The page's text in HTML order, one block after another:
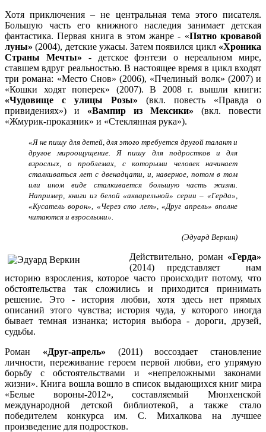
Хотя приключения – не центральная тема этого писателя.
Большую часть его книжного наследия занимает детская
фантастика. Первая книга в этом жанре - «Пятно кровавой
луны» (2004), детские ужасы. Затем появился цикл «Хроника
Страны Мечты» - детское фэнтези о нереальном мире,
ставшем вдруг реальностью. В настоящее время в цикл входят
три романа: «Место Снов» (2006), «Пчелиный волк» (2007) и
«Кошки ходят поперек» (2007). В 2008 г. вышли книги:
«Чудовище с улицы Розы» (вкл. повесть «Правда о
привидениях») и «Вампир из Мексики» (вкл. повести
«Жмурик-проказник» и «Стеклянная рука»).
«Я не пишу для детей, для этого требуется другой талант и
другое мироощущение. Я пишу для подростков и для
взрослых, о проблемах, с которыми человек начинает
сталкиваться лет с двенадцати, и, наверное, потом в том
или ином виде сталкивается большую часть жизни.
Например, книги из белой «акварельной» серии – «Герда»,
«Кусатель ворон», «Через сто лет», «Друг апрель» вполне
читаются и взрослыми».
(Эдуард Веркин)
Действительно, роман «Герда»
(2014) представляет нам
историю взросления, которое часто происходит потому, что
обстоятельства так сложились и приходится принимать
решение. Это - история любви, хотя здесь нет прямых
описаний этого чувства; история чуда, у которого иногда
бывает темная изнанка; история выбора - дороги, друзей,
судьбы.
Роман «Друг-апрель» (2011) воссоздает становление
личности, переживание героем первой любви, его упрямую
борьбу с обстоятельствами и «непреложными законами
жизни». Книга вошла вошло в список выдающихся книг мира
«Белые вороны-2012», составляемый Мюнхенской
международной детской библиотекой, а также стало
победителем конкурса им. С. Михалкова на лучшее
произведение для подростков.